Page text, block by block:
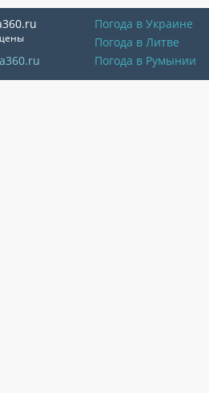
Погода в Украине
Погода в Литве
Погода в Румынии